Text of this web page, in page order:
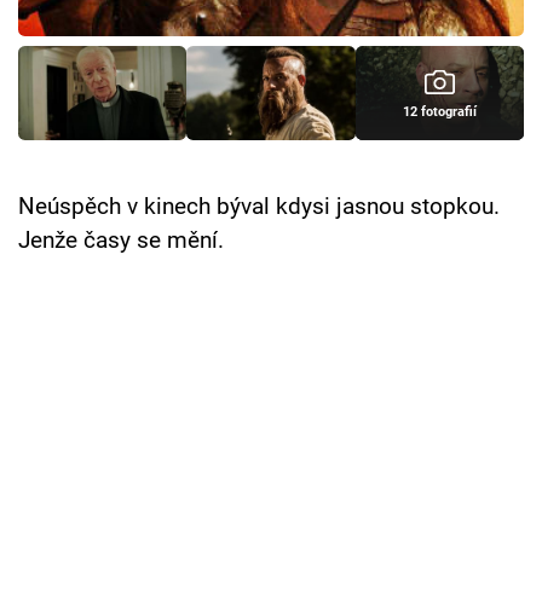
TV Program
Sledujte prima+ 12 fotografií
Neúspěch v kinech býval kdysi jasnou stopkou.
Jenže časy se mění.